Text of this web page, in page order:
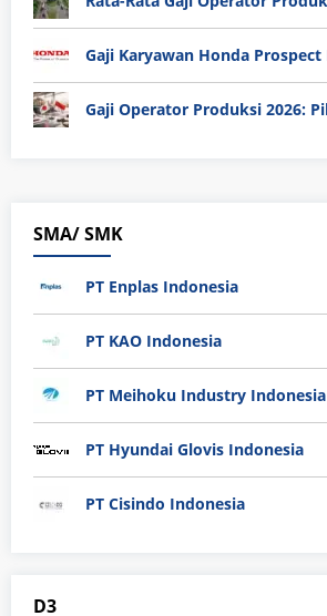
SMA/ SMK
PT Enplas Indonesia
PT KAO Indonesia
PT Meihoku Industry Indonesia
PT Hyundai Glovis Indonesia
PT Cisindo Indonesia
D3